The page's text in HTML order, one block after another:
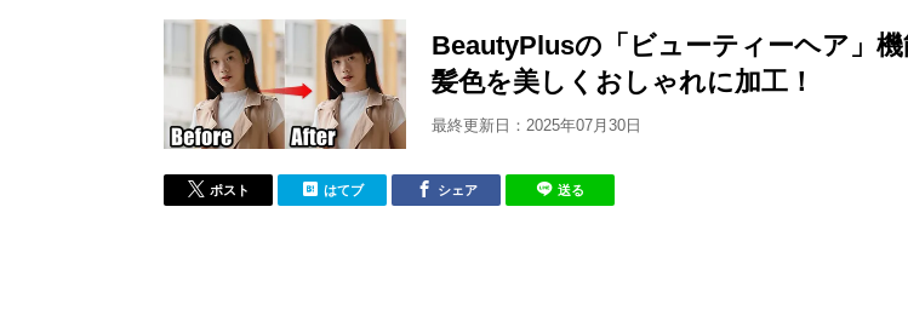
BeautyPlusの「ビューティーヘア」
髪色を美しくおしゃれに加工！
最終更新日：2025年07月30日
ポスト はてブ シェア 送る